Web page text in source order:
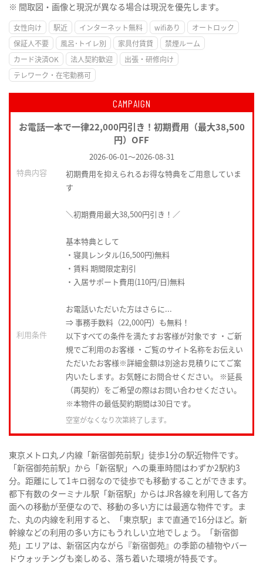
※ 間取図・画像と現況が異なる場合は現況を優先します。
女性向け 駅近 インターネット無料 wifiあり
オートロック
保証人不要
風呂･トイレ別 家具付賃貸
禁煙ルーム
カード決済OK
法人契約歓迎
出張・研修向け
テレワーク・在宅勤務可
CAMPAIGN
お電話一本で一律22,000円引き！初期費用（最大38,500
円）OFF
2026-06-01～2026-08-31
特典内容
初期費用を抑えられるお得な特典をご用意していま
す
＼初期費用最大38,500円引き！／
基本特典として
・寝具レンタル(16,500円)無料
・賃料 期間限定割引
・入居サポート費用(110円/日)無料
お電話いただいた方はさらに...
⇒ 事務手数料（22,000円）も無料！
利用条件
以下すべての条件を満たすお客様が対象です ・ご新
規でご利用のお客様 ・ご覧のサイト名称をお伝えい
ただいたお客様※詳細金額は別途お見積りにてご案
内いたします。お気軽にお問合せください。 ※延長
（再契約）をご希望の際はお問い合わせください。
※本物件の最低契約期間は30日です。
空室がなくなり次第終了します。
東京メトロ丸ノ内線「新宿御苑前駅」徒歩1分の駅近物件です。
「新宿御苑前駅」から「新宿駅」への乗車時間はわずか2駅約3
分。距離にして1キロ弱なので徒歩でも移動することができます。
都下有数のターミナル駅「新宿駅」からはJR各線を利用して各方
面への移動が至便なので、移動の多い方には最適な物件です。ま
た、丸の内線を利用すると、「東京駅」まで直通で16分ほど。新
幹線などの利用の多い方にもうれしい立地でしょう。「新宿御
苑」エリアは、新宿区内ながら『新宿御苑』の季節の植物やバー
ドウォッチングも楽しめる、落ち着いた環境が特長です。